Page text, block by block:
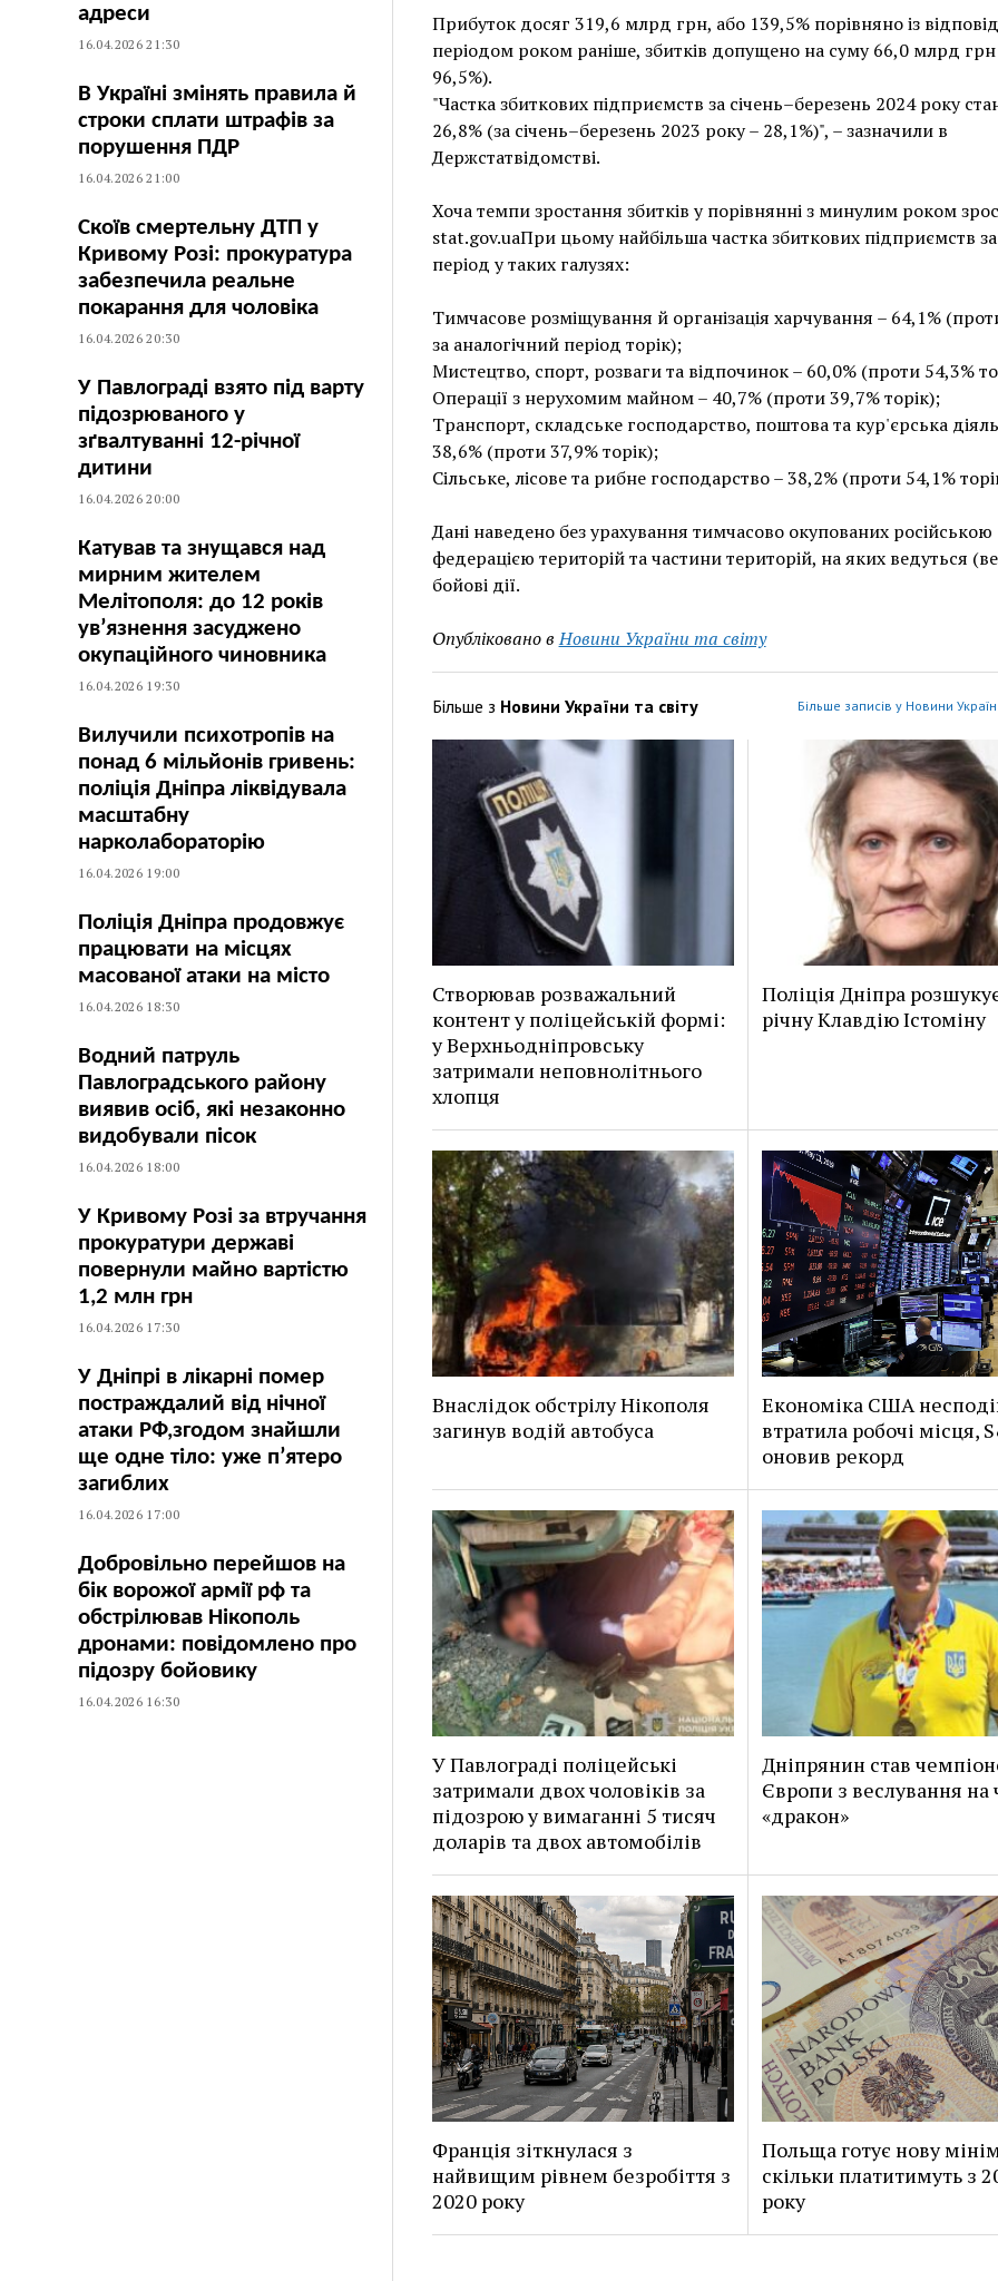
адреси
16.04.2026 21:30
В Україні змінять правила й
строки сплати штрафів за
порушення ПДР
16.04.2026 21:00
Скоїв смертельну ДТП у
Кривому Розі: прокуратура
забезпечила реальне
покарання для чоловіка
16.04.2026 20:30
У Павлограді взято під варту
підозрюваного у
зґвалтуванні 12-річної
дитини
16.04.2026 20:00
Катував та знущався над
мирним жителем
Мелітополя: до 12 років
ув’язнення засуджено
окупаційного чиновника
16.04.2026 19:30
Вилучили психотропів на
понад 6 мільйонів гривень:
поліція Дніпра ліквідувала
масштабну
нарколабораторію
16.04.2026 19:00
Поліція Дніпра продовжує
працювати на місцях
масованої атаки на місто
16.04.2026 18:30
Водний патруль
Павлоградського району
виявив осіб, які незаконно
видобували пісок
16.04.2026 18:00
У Кривому Розі за втручання
прокуратури державі
повернули майно вартістю
1,2 млн грн
16.04.2026 17:30
У Дніпрі в лікарні помер
постраждалий від нічної
атаки РФ,згодом знайшли
ще одне тіло: уже п’ятеро
загиблих
16.04.2026 17:00
Добровільно перейшов на
бік ворожої армії рф та
обстрілював Нікополь
дронами: повідомлено про
підозру бойовику
16.04.2026 16:30
Прибуток досяг 319,6 млрд грн, або 139,5% порівняно із
періодом роком раніше, збитків допущено на суму 66,0 млрд
96,5%).
"Частка збиткових підприємств за січень–березень 2024 року
26,8% (за січень–березень 2023 року – 28,1%)", – зазначили в
Держстатвідомстві.
Хоча темпи зростання збитків у порівнянні з минулим роком
stat.gov.uaПри цьому найбільша частка збиткових підприємств
період у таких галузях:
Тимчасове розміщування й організація харчування – 64,1%
за аналогічний період торік);
Мистецтво, спорт, розваги та відпочинок – 60,0% (проти 54,3%
Операції з нерухомим майном – 40,7% (проти 39,7% торік);
Транспорт, складське господарство, поштова та кур'єрська
38,6% (проти 37,9% торік);
Сільське, лісове та рибне господарство – 38,2% (проти 54,1%
Дані наведено без урахування тимчасово окупованих російською
федерацією територій та частини територій, на яких ведуться
бойові дії.
Опубліковано в Новини України та світу
Більше з Новини України та світу Більше записів у Новини
Створював розважальний
контент у поліцейській формі:
у Верхньодніпровську
затримали неповнолітнього
хлопця
Поліція Дніпра
річну Клавдію Істоміну
Внаслідок обстрілу Нікополя
загинув водій автобуса
Економіка США
втратила робочі місця,
оновив рекорд
У Павлограді поліцейські
затримали двох чоловіків за
підозрою у вимаганні 5 тисяч
доларів та двох автомобілів
Дніпрянин став
Європи з веслування на
«дракон»
Франція зіткнулася з
найвищим рівнем безробіття з
2020 року
Польща готує нову
скільки платитимуть з
року